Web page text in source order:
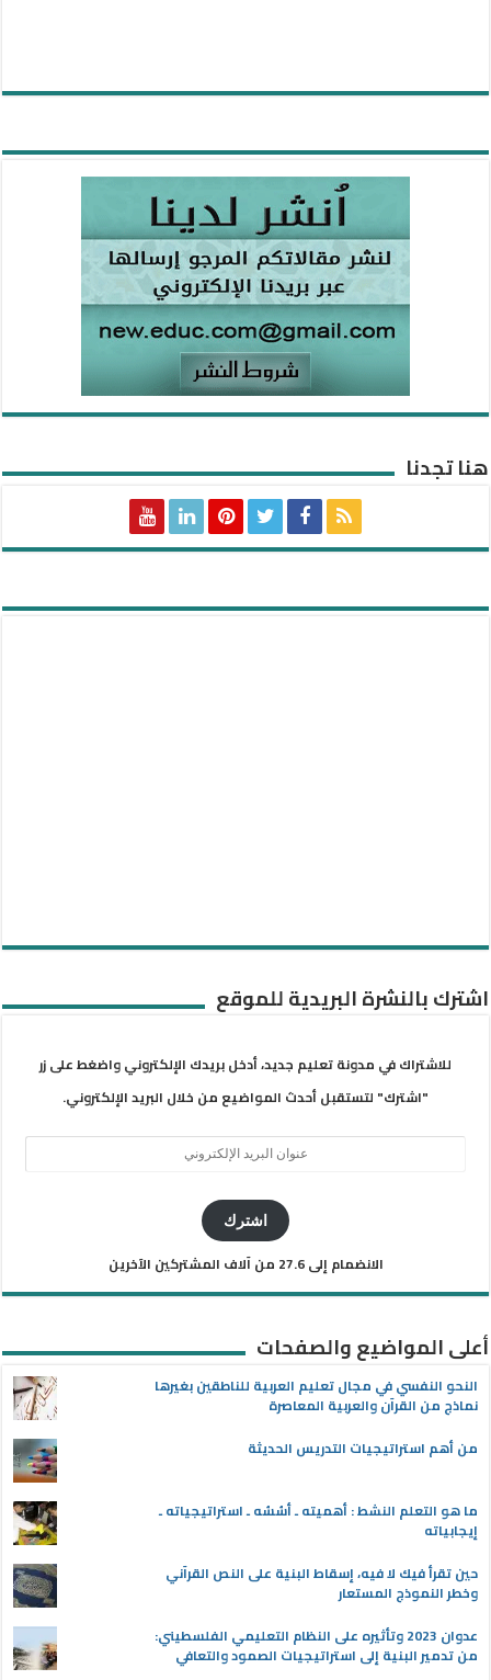
هنا تجدنا
اشترك بالنشرة البريدية للموقع
للاشتراك في مدونة تعليم جديد، أدخل بريدك الإلكتروني واضغط على زر
"اشترك" لتستقبل أحدث المواضيع من خلال البريد الإلكتروني.
اشترك
الانضمام إلى 27.6 من آلاف المشتركين الآخرين
أعلى المواضيع والصفحات
النحو النفسي في مجال تعليم العربية للناطقين بغيرها
نماذج من القرآن والعربية المعاصرة
من أهم استراتيجيات التدريس الحديثة
ما هو التعلم النشط : أهميته ـ أسُسُه ـ استراتيجياته ـ
إيجابياته
حين تقرأ فيك لا فيه، إسقاط البنية على النص القرآني
وخطر النموذج المستعار
عدوان 2023 وتأثيره على النظام التعليمي الفلسطيني:
من تدمير البنية إلى استراتيجيات الصمود والتعافي